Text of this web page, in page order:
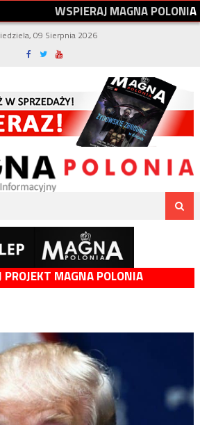
WSPIERAJMAGNAPOLONIA
09 Sierpnia 2026
PROJEKT MAGNA POLONIA